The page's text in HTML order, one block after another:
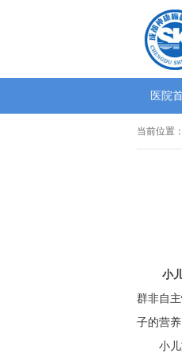
医院
当前位置：
小
群非自
子的营
小